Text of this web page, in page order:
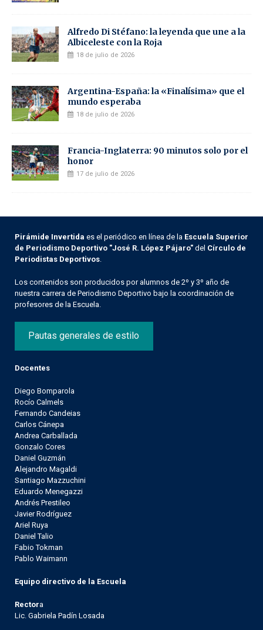
Alfredo Di Stéfano: la leyenda que une a la
Albiceleste con la Roja
18 de julio de 2026
Argentina-España: la «Finalísima» que el
mundo esperaba
18 de julio de 2026
Francia-Inglaterra: 90 minutos solo por el
honor
17 de julio de 2026
Pirámide Invertida es el periódico en línea de la Escuela Superior
de Periodismo Deportivo "José R. López Pájaro" del Círculo de
Periodistas Deportivos
Los contenidos son producidos por alumnos de 2º y 3º año de
nuestra carrera de Periodismo Deportivo bajo la coordinación de
profesores de la Escuela.
Pautas generales de estilo
Docentes
Diego Bomparola
Rocío Calmels
Fernando Candeias
Carlos Cánepa
Andrea Carballada
Gonzalo Cores
Daniel Guzmán
Alejandro Magaldi
Santiago Mazzuchini
Eduardo Menegazzi
Andrés Prestileo
Javier Rodríguez
Ariel Ruya
Daniel Talio
Fabio Tokman
Pablo Waimann
Equipo directivo de la Escuela
Rectora
Lic. Gabriela Padín Losada